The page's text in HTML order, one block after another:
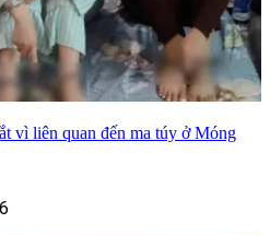
vì liên quan đến ma túy ở Móng